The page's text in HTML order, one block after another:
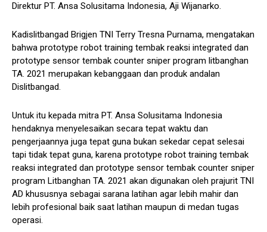
Direktur PT. Ansa Solusitama Indonesia, Aji Wijanarko.
Kadislitbangad Brigjen TNI Terry Tresna Purnama, mengatakan
bahwa prototype robot training tembak reaksi integrated dan
prototype sensor tembak counter sniper program litbanghan
TA. 2021 merupakan kebanggaan dan produk andalan
Dislitbangad.
Untuk itu kepada mitra PT. Ansa Solusitama Indonesia
hendaknya menyelesaikan secara tepat waktu dan
pengerjaannya juga tepat guna bukan sekedar cepat selesai
tapi tidak tepat guna, karena prototype robot training tembak
reaksi integrated dan prototype sensor tembak counter sniper
program Litbanghan TA. 2021 akan digunakan oleh prajurit TNI
AD khususnya sebagai sarana latihan agar lebih mahir dan
lebih profesional baik saat latihan maupun di medan tugas
operasi.